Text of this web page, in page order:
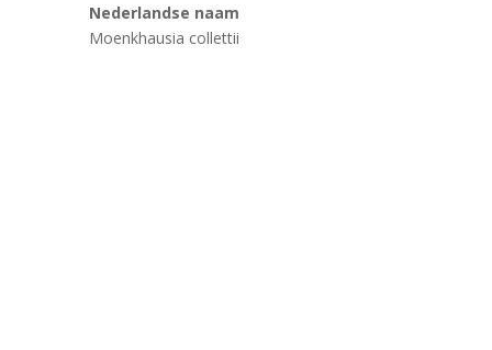
Nederlandse naam
Moenkhausia collettii